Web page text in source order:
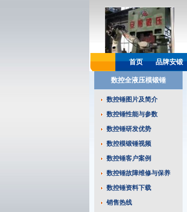
首页 品牌安锻
数控全液压模锻锤
数控锤图片及简介
数控锤性能与参数
数控锤研发优势
数控模锻锤视频
数控锤客户案例
数控锤故障维修与保养
数控锤资料下载
销售热线